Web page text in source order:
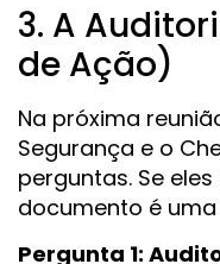
3. A
de Ação)
Na próxima
Segurança e o
perguntas. Se
documento é
Pergunta 1: